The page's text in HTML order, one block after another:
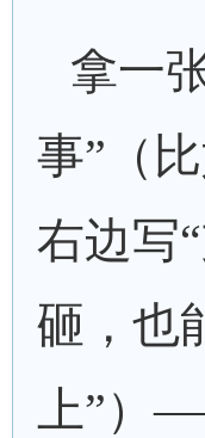
拿一
事”（
右边写
砸，也
上”）